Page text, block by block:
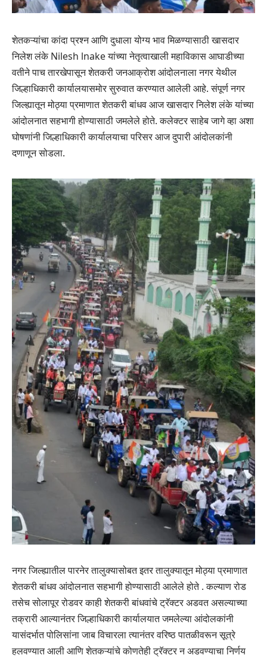
शेतकऱ्यांचा कांदा प्रश्न आणि दुधाला योग्य भाव मिळण्यासाठी खासदार
निलेश लंके Nilesh lnake यांच्या नेतृत्वाखाली महाविकास आघाडीच्या
वतीने पाच तारखेपासून शेतकरी जनआक्रोश आंदोलनाला नगर येथील
जिल्हाधिकारी कार्यालयासमोर सुरुवात करण्यात आलेली आहे. संपूर्ण नगर
जिल्ह्यातून मोठ्या प्रमाणात शेतकरी बांधव आज खासदार निलेश लंके यांच्या
आंदोलनात सहभागी होण्यासाठी जमलेले होते. कलेक्टर साहेब जागे व्हा अशा
घोषणांनी जिल्हाधिकारी कार्यालयाचा परिसर आज दुपारी आंदोलकांनी
दणाणून सोडला.
नगर जिल्ह्यातील पारनेर तालुक्यासोबत इतर तालुक्यातून मोठ्या प्रमाणात
शेतकरी बांधव आंदोलनात सहभागी होण्यासाठी आलेले होते . कल्याण रोड
तसेच सोलापूर रोडवर काही शेतकरी बांधवांचे ट्रॅक्टर अडवत असल्याच्या
तक्रारी आल्यानंतर जिल्हाधिकारी कार्यालयात जमलेल्या आंदोलकांनी
यासंदर्भात पोलिसांना जाब विचारला त्यानंतर वरिष्ठ पातळीवरून सूत्रे
हलवण्यात आली आणि शेतकऱ्यांचे कोणतेही ट्रॅक्टर न अडवण्याचा निर्णय